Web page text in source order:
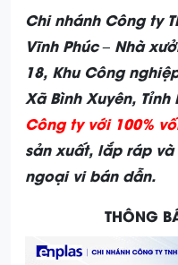
Chi nhánh Công ty
Vĩnh Phúc – Nhà
18, Khu Công
Xã Bình Xuyên, Tỉnh
Công ty với 100%
sản xuất, lắp ráp
ngoại vi bán dẫn.
THÔNG